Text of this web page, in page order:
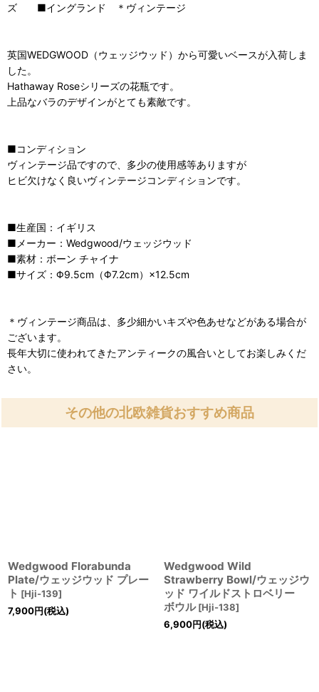
ズ ■イングランド ＊ヴィンテージ
英国WEDGWOOD（ウェッジウッド）から可愛いベースが入荷しま
した。
Hathaway Roseシリーズの花瓶です。
上品なバラのデザインがとても素敵です。
■コンディション
ヴィンテージ品ですので、多少の使用感等ありますが
ヒビ欠けなく良いヴィンテージコンディションです。
■生産国：イギリス
■メーカー：Wedgwood/ウェッジウッド
■素材：ボーン チャイナ
■サイズ：Φ9.5cm（Φ7.2cm）×12.5cm
＊ヴィンテージ商品は、多少細かいキズや色あせなどがある場合が
ございます。
長年大切に使われてきたアンティークの風合いとしてお楽しみくだ
さい。
その他の北欧雑貨おすすめ商品
Wedgwood Florabunda
Plate/ウェッジウッド プレー
ト [Hji-139]
7,900円(税込)
Wedgwood Wild
Strawberry Bowl/ウェッジウ
ッド ワイルドストロベリー
ボウル [Hji-138]
6,900円(税込)